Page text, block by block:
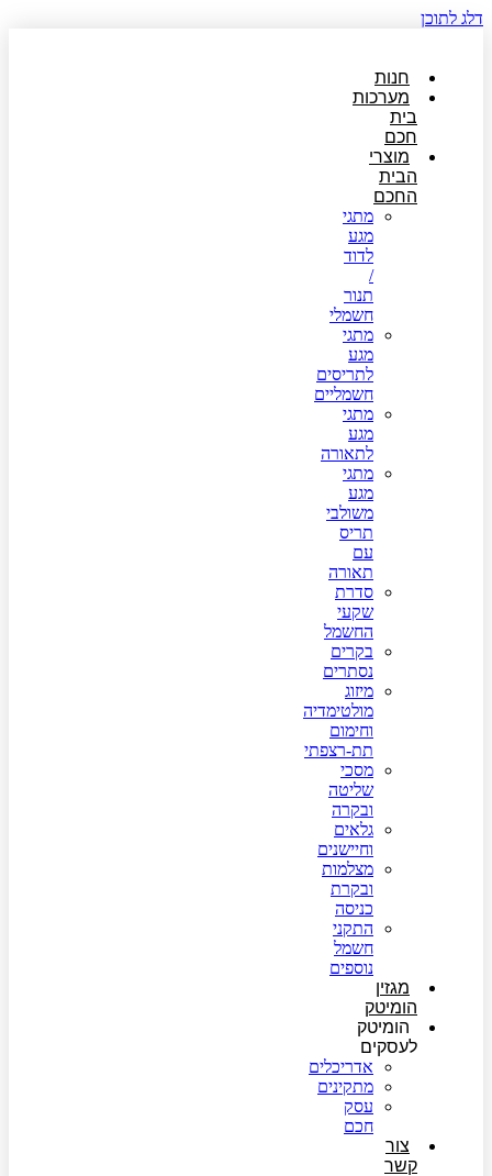
דלג לתוכן
חנות
מערכות
בית
חכם
מוצרי
הבית
החכם
מתגי
מגע
לדוד
/
תנור
חשמלי
מתגי
מגע
לתריסים
חשמליים
מתגי
מגע
לתאורה
מתגי
מגע
משולבי
תריס
עם
תאורה
סדרת
שקעי
החשמל
בקרים
נסתרים
מיזוג
מולטימדיה
וחימום
תת-רצפתי
מסכי
שליטה
ובקרה
גלאים
וחיישנים
מצלמות
ובקרת
כניסה
התקני
חשמל
נוספים
מגזין
הומיטק
הומיטק
לעסקים
אדריכלים
מתקינים
עסק
חכם
צור
קשר